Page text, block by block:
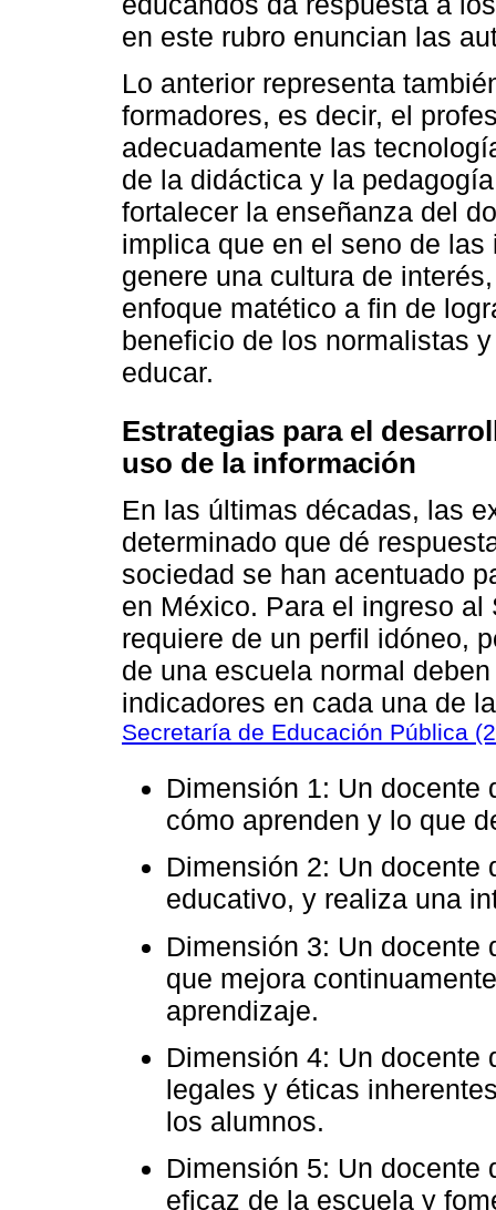
en este rubro enuncian las
Lo anterior representa
formadores, es decir, el
adecuadamente las
de la didáctica y la
fortalecer la enseñanza del
implica que en el seno de
genere una cultura de
enfoque matético a fin de
beneficio de los normalistas
educar.
Estrategias para el
uso de la información
En las últimas décadas, las
determinado que dé
sociedad se han acentuado
en México. Para el ingreso
requiere de un perfil idóneo,
de una escuela normal
indicadores en cada una de
Secretaría de Educación Pública
Dimensión 1: Un docente
cómo aprenden y lo que
Dimensión 2: Un docente
educativo, y realiza una
Dimensión 3: Un docente
que mejora
aprendizaje.
Dimensión 4: Un docente
legales y éticas
los alumnos.
Dimensión 5: Un docente
eficaz de la escuela y